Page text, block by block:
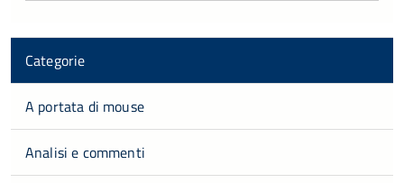
Categorie
A portata di mouse
Analisi e commenti